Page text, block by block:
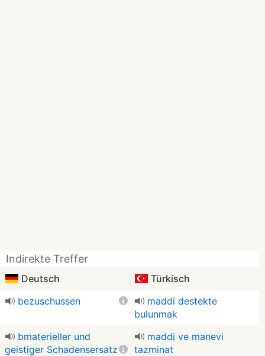
Indirekte Treffer
Deutsch
Türkisch
bezuschussen
maddi destekte
bulunmak
bmaterieller und
geistiger Schadensersatz
maddi ve manevi
tazminat